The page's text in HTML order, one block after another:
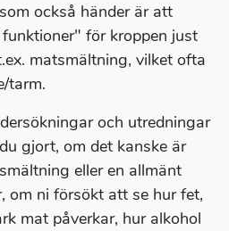
också händer är att
för kroppen just
matsmältning, vilket ofta
tarm.
och utredningar
gjort, om det kanske är
eller en allmänt
om ni försökt att se hur fet,
mat påverkar, hur alkohol